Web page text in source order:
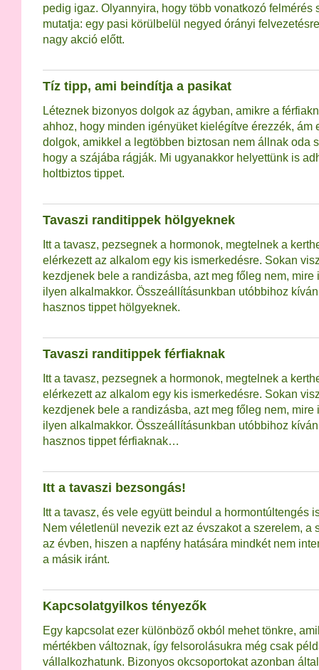
pedig igaz. Olyannyira, hogy több vonatkozó felmérés
mutatja: egy pasi körülbelül negyed órányi
nagy akció előtt.
Tíz tipp, ami beindítja a pasikat
Léteznek bizonyos dolgok az ágyban, amikre a
ahhoz, hogy minden igényüket kielégítve érezzék, ám
dolgok, amikkel a legtöbben biztosan nem állnak oda
hogy a szájába rágják. Mi ugyanakkor helyettünk is
holtbiztos tippet.
Tavaszi randitippek hölgyeknek
Itt a tavasz, pezsegnek a hormonok, megtelnek a
elérkezett az alkalom egy kis ismerkedésre. Sokan
kezdjenek bele a randizásba, azt meg főleg nem,
ilyen alkalmakkor. Összeállításunkban utóbbihoz
hasznos tippet hölgyeknek.
Tavaszi randitippek férfiaknak
Itt a tavasz, pezsegnek a hormonok, megtelnek a
elérkezett az alkalom egy kis ismerkedésre. Sokan
kezdjenek bele a randizásba, azt meg főleg nem,
ilyen alkalmakkor. Összeállításunkban utóbbihoz
hasznos tippet férfiaknak…
Itt a tavaszi bezsongás!
Itt a tavasz, és vele együtt beindul a hormontúltengés
Nem véletlenül nevezik ezt az évszakot a szerelem, a
az évben, hiszen a napfény hatására mindkét nem
a másik iránt.
Kapcsolatgyilkos tényezők
Egy kapcsolat ezer különböző okból mehet tönkre,
mértékben változnak, így felsorolásukra még csak
vállalkozhatunk. Bizonyos okcsoportokat azonban